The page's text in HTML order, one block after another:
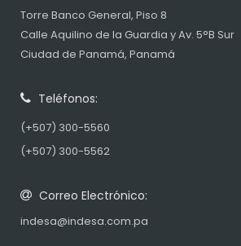
Torre Banco General, Piso 8
Calle Aquilino de la Guardia y Av. 5°B Sur
Ciudad de Panamá, Panamá
Teléfonos:
(+507) 300-5560
(+507) 300-5562
Correo Electrónico:
indesa@indesa.com.pa